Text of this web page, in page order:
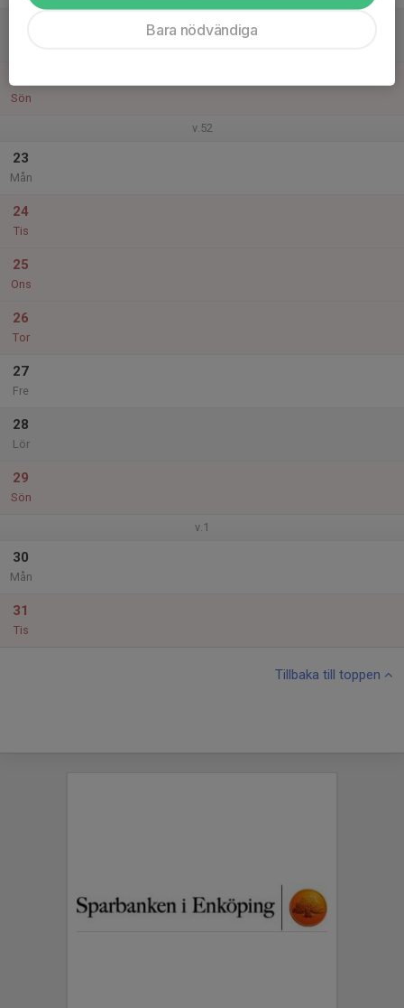
Sön
v.52
23
Mån
24
Tis
25
Ons
26
Tor
27
Fre
28
Lör
29
Sön
v.1
30
Mån
31
Tis
Tillbaka till toppen
Bara nödvändiga